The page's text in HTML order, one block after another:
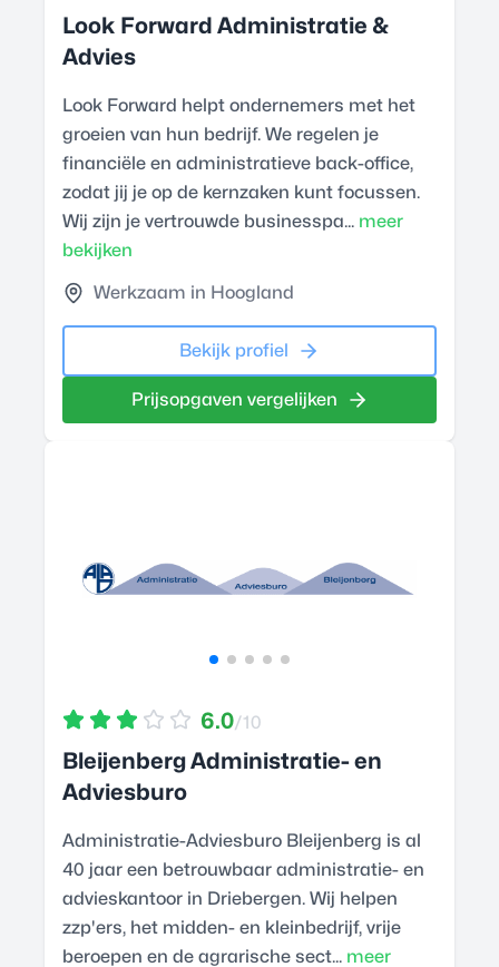
Look Forward Administratie &
Advies
Look Forward helpt ondernemers met het
groeien van hun bedrijf. We regelen je
financiële en administratieve back-office,
zodat jij je op de kernzaken kunt focussen.
Wij zijn je vertrouwde businesspa... meer
bekijken
Werkzaam in Hoogland
Bekijk profiel
Prijsopgaven vergelijken
6.0/10
Bleijenberg Administratie- en
Adviesburo
Administratie-Adviesburo Bleijenberg is al
40 jaar een betrouwbaar administratie- en
advieskantoor in Driebergen. Wij helpen
zzp'ers, het midden- en kleinbedrijf, vrije
beroepen en de agrarische sect... meer